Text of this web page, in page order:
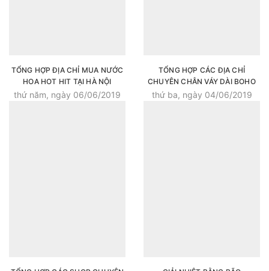
TỔNG HỢP ĐỊA CHỈ MUA NƯỚC
HOA HOT HIT TẠI HÀ NỘI
thứ năm, ngày 06/06/2019
TỔNG HỢP CÁC ĐỊA CHỈ
CHUYÊN CHÂN VÁY DÀI BOHO
SIÊU ĐẸP
thứ ba, ngày 04/06/2019